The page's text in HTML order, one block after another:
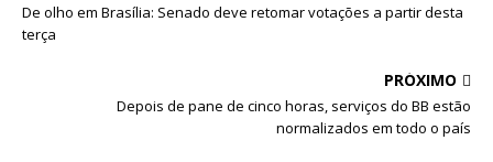
De olho em Brasília: Senado deve retomar votações a partir desta
terça
PRÓXIMO
Depois de pane de cinco horas, serviços do BB estão
normalizados em todo o país